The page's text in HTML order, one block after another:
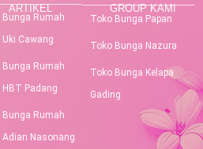
ARTIKEL
Bunga Rumah
Uki Cawang
Bunga Rumah
HBT Padang
Bunga Rumah
Adian Nasonang
GROUP KAMI
Toko Bunga Papan
Toko Bunga Nazura
Toko Bunga Kelapa
Gading